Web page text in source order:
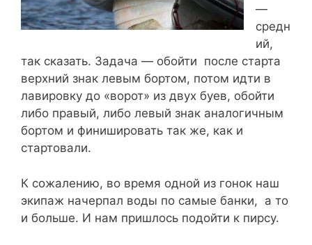
—
средн
ий,
так сказать. Задача — обойти после старта
верхний знак левым бортом, потом идти в
лавировку до «ворот» из двух буев, обойти
либо правый, либо левый знак аналогичным
бортом и финишировать так же, как и
стартовали.
К сожалению, во время одной из гонок наш
экипаж начерпал воды по самые банки, а то
и больше. И нам пришлось подойти к пирсу.